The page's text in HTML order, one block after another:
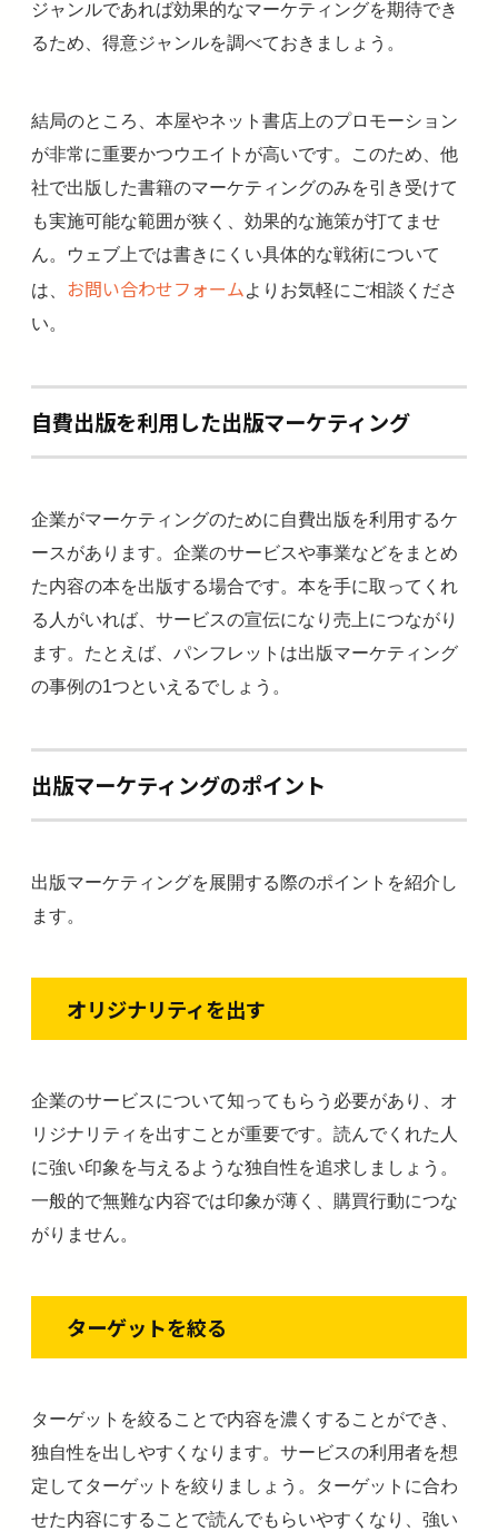
ジャンルであれば効果的なマーケティングを期待でき
るため、得意ジャンルを調べておきましょう。
結局のところ、本屋やネット書店上のプロモーション
が非常に重要かつウエイトが高いです。このため、他
社で出版した書籍のマーケティングのみを引き受けて
も実施可能な範囲が狭く、効果的な施策が打てませ
ん。ウェブ上では書きにくい具体的な戦術について
は、 お問い合わせフォームよりお気軽にご相談くださ
い。
自費出版を利用した出版マーケティング
企業がマーケティングのために自費出版を利用するケ
ースがあります。企業のサービスや事業などをまとめ
た内容の本を出版する場合です。本を手に取ってくれ
る人がいれば、サービスの宣伝になり売上につながり
ます。たとえば、パンフレットは出版マーケティング
の事例の1つといえるでしょう。
出版マーケティングのポイント
出版マーケティングを展開する際のポイントを紹介し
ます。
オリジナリティを出す
企業のサービスについて知ってもらう必要があり、オ
リジナリティを出すことが重要です。読んでくれた人
に強い印象を与えるような独自性を追求しましょう。
一般的で無難な内容では印象が薄く、購買行動につな
がりません。
ターゲットを絞る
ターゲットを絞ることで内容を濃くすることができ、
独自性を出しやすくなります。サービスの利用者を想
定してターゲットを絞りましょう。ターゲットに合わ
せた内容にすることで読んでもらいやすくなり、強い